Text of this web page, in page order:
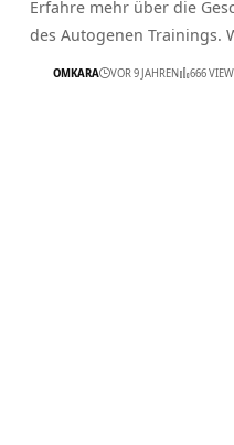
Erfahre mehr über die
des Autogenen Trainings.
OMKARA VOR 9 JAHREN 666